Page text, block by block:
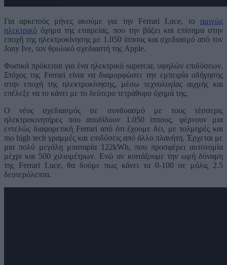
Για αρκετούς μήνες ακούμε για την Ferrari Luce, το αμιγώς
ηλεκτρικό όχημα της εταιρείας, που την βάζει και επίσημα στην
εποχή της ηλεκτροκίνησης με 1.050 ίππους και σχεδιασμό από τον
Jony Ive, τον θρυλικό σχεδιαστή της Apple.
Φυσικά πρόκειται για ένα ηλεκτρικό supercar, υψηλών επιδόσεων.
Στόχος της Ferrari είναι να διαμορφώσει την εμπειρία οδήγησης
στην εποχή της ηλεκτροκίνησης, μέσω τεχνολογίας αιχμής και
επέλεξε να το κάνει με το δεύτερο τετράθυρο όχημά της.
Ο νέος σχεδιασμός σε συνδυασμό με τους τέσσερις
ηλεκτροκινητήρες που αποδίδουν 1.050 ίππους, φέρνουν μια
εντελώς διαφορετική Ferrari από ότι έχουμε δει, με τολμηρές και
πιο high tech γραμμές και επιδόσεις από άλλο πλανήτη. Έρχεται με
μια πολύ μεγάλη μπαταρία 122kWh, που προσφέρει αυτονομία
μέχρι και 500 χιλιομέτρων. Ενώ αν κοιτάξουμε την ωμή δύναμη
της Ferrari Luce, θα δούμε πως κάνει τα 0-100 σε μόλις 2.5
δευτερόλεπτα.